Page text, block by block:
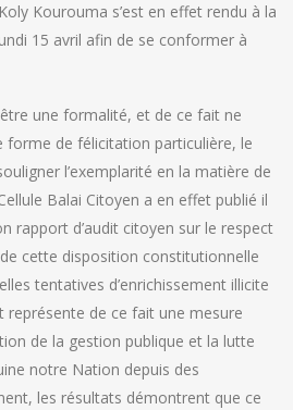
Kourouma s’est en effet rendu à la
15 avril afin de se conformer à
une formalité, et de ce fait ne
forme de félicitation particulière, le
l’exemplarité en la matière de
Balai Citoyen a en effet publié il
rapport d’audit citoyen sur le respect
de cette disposition constitutionnelle
tentatives d’enrichissement illicite
représente de ce fait une mesure
de la gestion publique et la lutte
notre Nation depuis des
les résultats démontrent que ce